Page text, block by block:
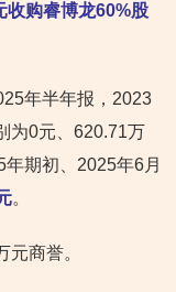
收购睿博龙60%股
年半年报，2023
为0元、620.71万
期初、2025年6月
。
商誉。